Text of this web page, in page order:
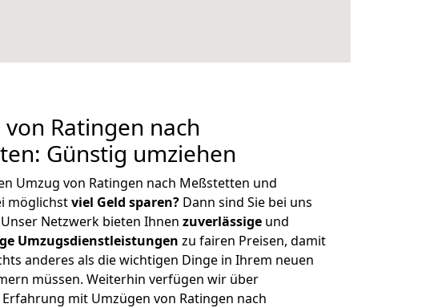
Ratingen nach
Günstig umziehen
Umzug von Ratingen nach Meßstetten und
möglichstviel Geld sparen? Dann sind Sie bei uns
Netzwerk bieten Ihnen zuverlässige und
Umzugsdienstleistungen zu fairen Preisen, damit
anderes als die wichtigen Dinge in Ihrem neuen
müssen. Weiterhin verfügen wir über
mit Umzügen von Ratingen nach